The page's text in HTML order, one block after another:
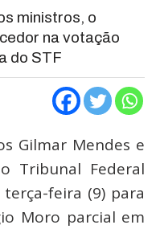
ministros, o
na votação
do STF
Gilmar Mendes e
Tribunal Federal
feira (9) para
Moro parcial em